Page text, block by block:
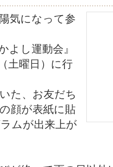
気になって参
よし運動会』
土曜日）に行
た、お友だち
顔が表紙に貼
ムが出来上が